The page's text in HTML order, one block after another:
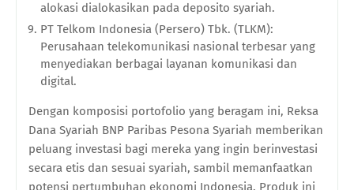
alokasi dialokasikan pada deposito syariah.
PT Telkom Indonesia (Persero) Tbk. (TLKM):
Perusahaan telekomunikasi nasional terbesar yang
menyediakan berbagai layanan komunikasi dan
digital.
Dengan komposisi portofolio yang beragam ini, Reksa
Dana Syariah BNP Paribas Pesona Syariah memberikan
peluang investasi bagi mereka yang ingin berinvestasi
secara etis dan sesuai syariah, sambil memanfaatkan
potensi pertumbuhan ekonomi Indonesia. Produk ini